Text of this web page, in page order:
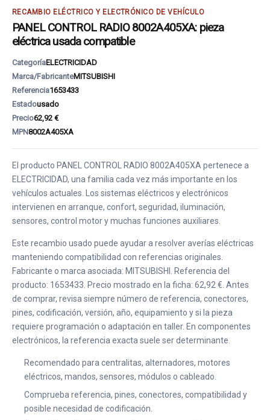
RECAMBIO ELÉCTRICO Y ELECTRÓNICO DE VEHÍCULO
PANEL CONTROL RADIO 8002A405XA: pieza
eléctrica usada compatible
CategoríaELECTRICIDAD
Marca/FabricanteMITSUBISHI
Referencia1653433
Estadousado
Precio62,92 €
MPN8002A405XA
El producto PANEL CONTROL RADIO 8002A405XA pertenece a
ELECTRICIDAD, una familia cada vez más importante en los
vehículos actuales. Los sistemas eléctricos y electrónicos
intervienen en arranque, confort, seguridad, iluminación,
sensores, control motor y muchas funciones auxiliares.
Este recambio usado puede ayudar a resolver averías eléctricas
manteniendo compatibilidad con referencias originales.
Fabricante o marca asociada: MITSUBISHI. Referencia del
producto: 1653433. Precio mostrado en la ficha: 62,92 €. Antes
de comprar, revisa siempre número de referencia, conectores,
pines, codificación, versión, año, equipamiento y si la pieza
requiere programación o adaptación en taller. En componentes
electrónicos, la referencia exacta suele ser determinante.
Recomendado para centralitas, alternadores, motores
eléctricos, mandos, sensores, módulos o cableado.
Comprueba referencia, pines, conectores, compatibilidad y
posible necesidad de codificación.